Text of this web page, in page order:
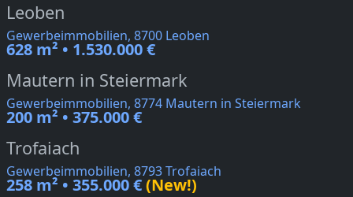
Leoben
Gewerbeimmobilien, 8700 Leoben
628 m² • 1.530.000 €
Mautern in Steiermark
Gewerbeimmobilien, 8774 Mautern in Steiermark
200 m² • 375.000 €
Trofaiach
Gewerbeimmobilien, 8793 Trofaiach
258 m² • 355.000 €(New!)